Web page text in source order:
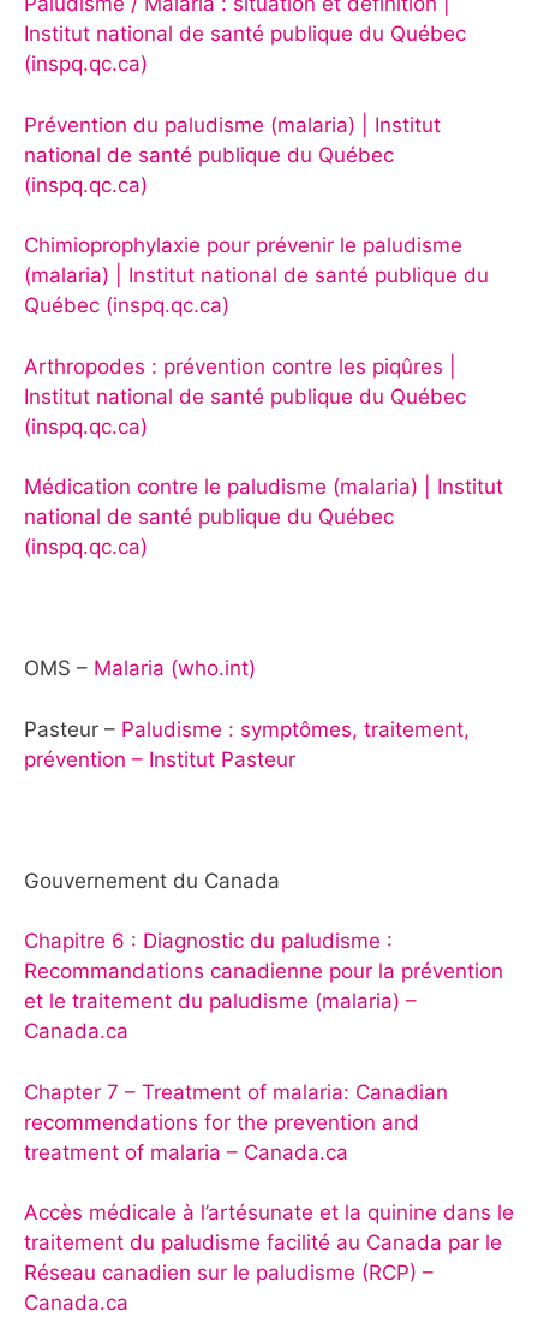
Institut national de santé publique du Québec
(inspq.qc.ca)
Prévention du paludisme (malaria) | Institut
national de santé publique du Québec
(inspq.qc.ca)
Chimioprophylaxie pour prévenir le paludisme
(malaria) | Institut national de santé publique du
Québec (inspq.qc.ca)
Arthropodes : prévention contre les piqûres |
Institut national de santé publique du Québec
(inspq.qc.ca)
Médication contre le paludisme (malaria) | Institut
national de santé publique du Québec
(inspq.qc.ca)
OMS – Malaria (who.int)
Pasteur – Paludisme : symptômes, traitement,
prévention – Institut Pasteur
Gouvernement du Canada
Chapitre 6 : Diagnostic du paludisme :
Recommandations canadienne pour la prévention
et le traitement du paludisme (malaria) –
Canada.ca
Chapter 7 – Treatment of malaria: Canadian
recommendations for the prevention and
treatment of malaria – Canada.ca
Accès médicale à l’artésunate et la quinine dans le
traitement du paludisme facilité au Canada par le
Réseau canadien sur le paludisme (RCP) –
Canada.ca